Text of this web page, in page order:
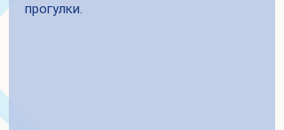
прогулки.